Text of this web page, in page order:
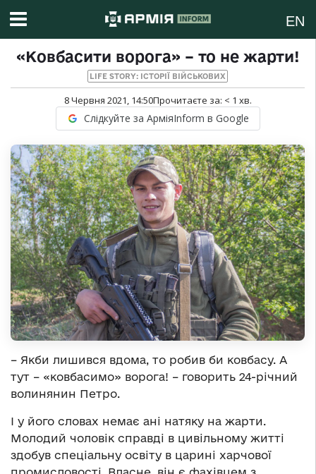
EN
«Ковбасити ворога» – то не жарти!
LIFE STORY: ІСТОРІЇ ВІЙСЬКОВИХ
8 Червня 2021, 14:50Прочитаєте за: < 1 хв.
Слідкуйте за АрміяInform в Google
– Якби лишився вдома, то робив би ковбасу. А
тут – «ковбасимо» ворога! – говорить 24-річний
волинянин Петро.
І у його словах немає ані натяку на жарти.
Молодий чоловік справді в цивільному житті
здобув спеціальну освіту в царині харчової